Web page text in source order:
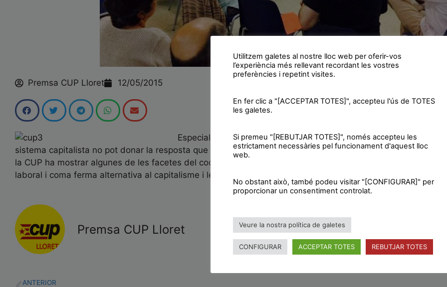
Premsa CUP Lloret 12/05/2015
Especialment en moments com aquests, on l’atur juvenil supera el
sistema capitalista no pot donar la resposta que els ciutadans necessiten per viure i créixer amb dignitat.
la CUP ha mostrar algunes de les facetes del cooperativisme que poden aplicar-se al nostre municipi per
laboral i coma ferma alternativa al capitalisme i les polítiques d’auteritat implantades pels nostres
Premsa CUP Lloret
ANTERIOR
Utilitzem galetes al nostre lloc web per oferir-vos
l’experiència més rellevant recordant les vostres
preferències i repetint visites.
En fer clic a "[ACCEPTAR TOTES]", accepteu l'ús de TOTES
les galetes.
Si premeu "[REBUTJAR TOTES]", només accepteu les
estrictament necessàries pel funcionament d'aquest lloc
web.
No obstant això, també podeu visitar "[CONFIGURAR]" per
proporcionar un consentiment controlat.
Veure la nostra política de galetes
CONFIGURAR ACCEPTAR TOTES REBUTJAR TOTES